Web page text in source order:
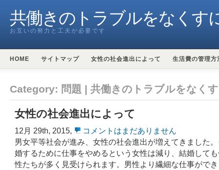
共働きのトラブルをなくす
お互いの努力と工夫が必要です
HOME サイトマップ 女性の社会進出によって 生活費の管理方
Category: 問題 | 共働きのトラブルをなく
女性の社会進出によって
12月 29th, 2015,
コメントはまだありません
男女平等社会が進み、女性の社会進出が増えてきました
婚するために仕事をやめるという女性は減り、結婚して
性たちが多く見受けられます。男性より繊細な仕事がで